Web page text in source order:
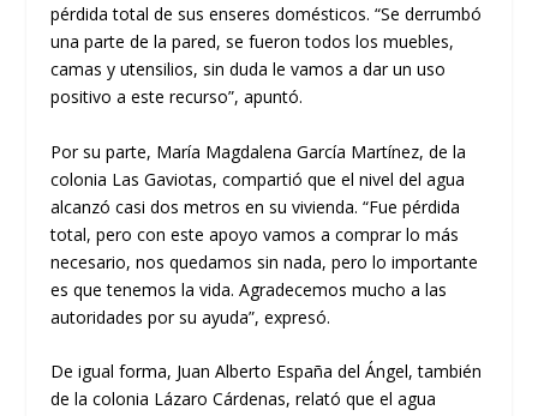
pérdida total de sus enseres domésticos. “Se derrumbó
una parte de la pared, se fueron todos los muebles,
camas y utensilios, sin duda le vamos a dar un uso
positivo a este recurso”, apuntó.
Por su parte, María Magdalena García Martínez, de la
colonia Las Gaviotas, compartió que el nivel del agua
alcanzó casi dos metros en su vivienda. “Fue pérdida
total, pero con este apoyo vamos a comprar lo más
necesario, nos quedamos sin nada, pero lo importante
es que tenemos la vida. Agradecemos mucho a las
autoridades por su ayuda”, expresó.
De igual forma, Juan Alberto España del Ángel, también
de la colonia Lázaro Cárdenas, relató que el agua